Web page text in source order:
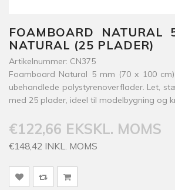
FOAMBOARD NATURAL
NATURAL (25 PLADER)
Artikelnummer: CN375
Foamboard Natural 5 mm (70 x 100
ubehandlede polystyrenoverflader. Let,
med 25 plader, ideel til modelbygning og
€122,66 EKSKL. MOMS
€148,42 INKL. MOMS